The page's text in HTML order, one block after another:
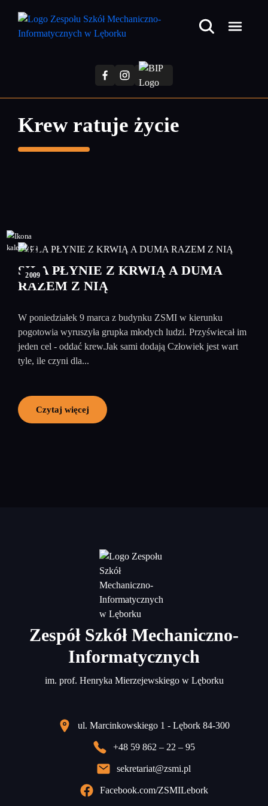
treści
Krew ratuje życie
10
2009
SIŁA PŁYNIE Z KRWIĄ A DUMA
RAZEM Z NIĄ
W poniedziałek 9 marca z budynku ZSMI w kierunku
pogotowia wyruszyła grupka młodych ludzi. Przyświecał im
jeden cel - oddać krew.Jak sami dodają Człowiek jest wart
tyle, ile czyni dla...
Czytaj więcej
Zespół Szkół Mechaniczno-
Informatycznych
im. prof. Henryka Mierzejewskiego w Lęborku
ul. Marcinkowskiego 1 - Lębork 84-300
+48 59 862 – 22 – 95
sekretariat@zsmi.pl
Facebook.com/ZSMILebork